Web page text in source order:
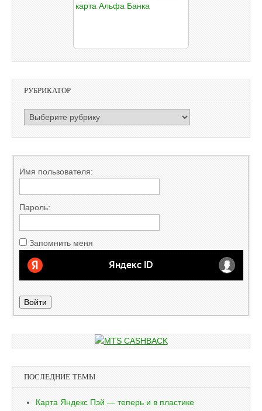
РУБРИКАТОР
РУБРИКАТОР
Имя пользователя:
Пароль:
Запомнить меня
Войти
ПОСЛЕДНИЕ ТЕМЫ
Карта Яндекс Пэй — теперь и в пластике